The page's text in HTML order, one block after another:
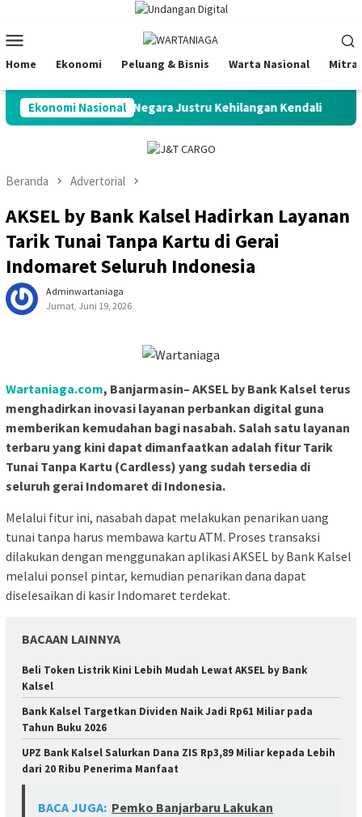
konten
Mobile
Home Ekonomi Peluang & Bisnis Warta Nasional Mitra
Ekonomi Nasional
Melimpah, Negara Justru Kehilangan Kendali
Beranda Advertorial
AKSEL by Bank Kalsel Hadirkan Layanan
Tarik Tunai Tanpa Kartu di Gerai
Indomaret Seluruh Indonesia
Adminwartaniaga
Jumat, Juni 19, 2026
Wartaniaga.com, Banjarmasin– AKSEL by Bank Kalsel terus
menghadirkan inovasi layanan perbankan digital guna
memberikan kemudahan bagi nasabah. Salah satu layanan
terbaru yang kini dapat dimanfaatkan adalah fitur Tarik
Tunai Tanpa Kartu (Cardless) yang sudah tersedia di
seluruh gerai Indomaret di Indonesia.
Melalui fitur ini, nasabah dapat melakukan penarikan uang
tunai tanpa harus membawa kartu ATM. Proses transaksi
dilakukan dengan menggunakan aplikasi AKSEL by Bank Kalsel
melalui ponsel pintar, kemudian penarikan dana dapat
diselesaikan di kasir Indomaret terdekat.
BACAAN LAINNYA
Beli Token Listrik Kini Lebih Mudah Lewat AKSEL by Bank
Kalsel
Bank Kalsel Targetkan Dividen Naik Jadi Rp61 Miliar pada
Tahun Buku 2026
UPZ Bank Kalsel Salurkan Dana ZIS Rp3,89 Miliar kepada Lebih
dari 20 Ribu Penerima Manfaat
BACA JUGA: Pemko Banjarbaru Lakukan